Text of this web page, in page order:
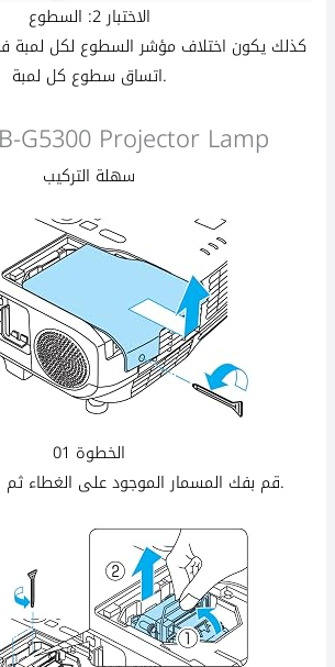
الاختبار 2: السطوع
اتساق سطوع كل لمبة.
G5300 Projector Lamp
سهلة التركيب
الخطوة 01
قم بفك المسمار الموجود على الغطاء ثم قم بإزالة الغطاء.